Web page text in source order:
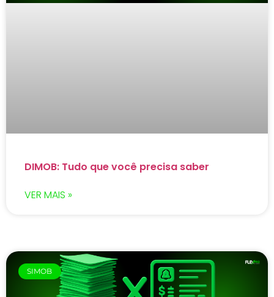
DIMOB: Tudo que você precisa saber
VER MAIS »
SIMOB